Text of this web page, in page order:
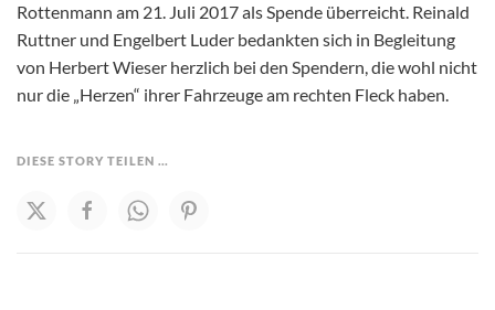
Rottenmann am 21. Juli 2017 als Spende überreicht. Reinald
Ruttner und Engelbert Luder bedankten sich in Begleitung
von Herbert Wieser herzlich bei den Spendern, die wohl nicht
nur die „Herzen“ ihrer Fahrzeuge am rechten Fleck haben.
DIESE STORY TEILEN …